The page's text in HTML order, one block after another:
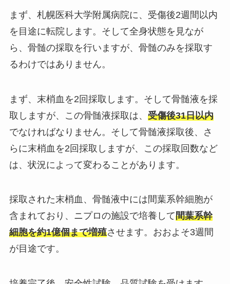
まず、札幌医科大学附属病院に、受傷後2週間以内
を目途に転院します。そして全身状態を見なが
ら、骨髄の採取を行いますが、骨髄のみを採取す
るわけではありません。
まず、末梢血を2回採取します。そして骨髄液を採
取しますが、この骨髄液採取は、 受傷後31日以内
でなければなりません。そして骨髄液採取後、さ
らに末梢血を2回採取しますが、この採取回数など
は、状況によって変わることがあります。
採取された末梢血、骨髄液中には間葉系幹細胞が
含まれており、ニプロの施設で培養して間葉系幹
細胞を約1億個まで増殖させます。おおよそ3週間
が目途です。